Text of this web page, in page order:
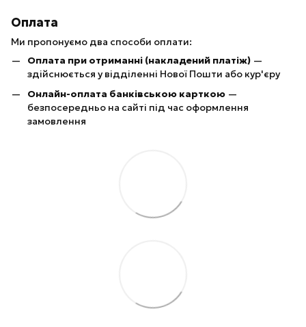
Оплата
Ми пропонуємо два способи оплати:
Оплата при отриманні (накладений платіж) —
здійснюється у відділенні Нової Пошти або кур'єру
Онлайн-оплата банківською карткою —
безпосередньо на сайті під час оформлення
замовлення